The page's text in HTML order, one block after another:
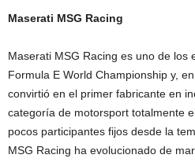
Maserati MSG Racing
Maserati MSG Racing es uno de los
Formula E World Championship y,
convirtió en el primer fabricante en
categoría de motorsport totalmente
pocos participantes fijos desde la
MSG Racing ha evolucionado de